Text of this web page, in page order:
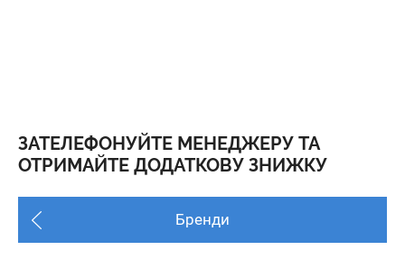
ЗАТЕЛЕФОНУЙТЕ МЕНЕДЖЕРУ ТА
ОТРИМАЙТЕ ДОДАТКОВУ ЗНИЖКУ
Бренди